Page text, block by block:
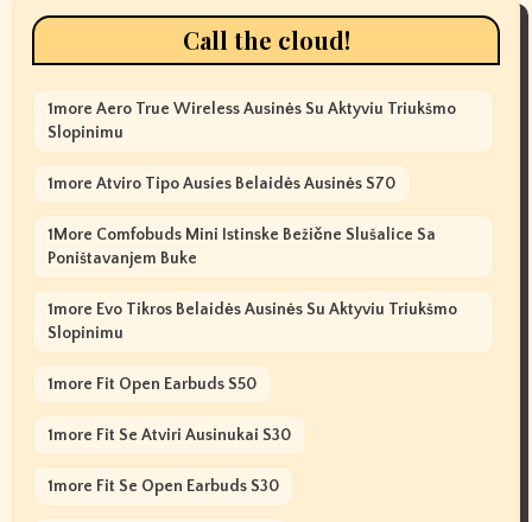
Call the cloud!
1more Aero True Wireless Ausinės Su Aktyviu Triukšmo
Slopinimu
1more Atviro Tipo Ausies Belaidės Ausinės S70
1More Comfobuds Mini Istinske Bežične Slušalice Sa
Poništavanjem Buke
1more Evo Tikros Belaidės Ausinės Su Aktyviu Triukšmo
Slopinimu
1more Fit Open Earbuds S50
1more Fit Se Atviri Ausinukai S30
1more Fit Se Open Earbuds S30